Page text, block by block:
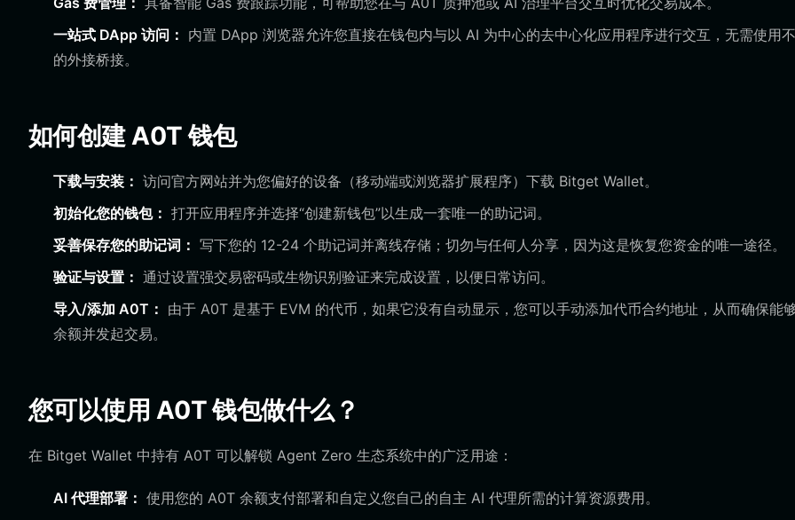
一站式 DApp 访问： 内置 DApp 浏览器允许您直接在钱包内与以 AI 为中心的去中心化应用程序进行交互，无需使用
的外接桥接。
如何创建 A0T 钱包
下载与安装： 访问官方网站并为您偏好的设备（移动端或浏览器扩展程序）下载 Bitget Wallet。
初始化您的钱包： 打开应用程序并选择“创建新钱包”以生成一套唯一的助记词。
妥善保存您的助记词： 写下您的 12-24 个助记词并离线存储；切勿与任何人分享，因为这是恢复您资金的唯一途径。
验证与设置： 通过设置强交易密码或生物识别验证来完成设置，以便日常访问。
导入/添加 A0T： 由于 A0T 是基于 EVM 的代币，如果它没有自动显示，您可以手动添加代币合约地址，从而确保能
余额并发起交易。
您可以使用 A0T 钱包做什么？
在 Bitget Wallet 中持有 A0T 可以解锁 Agent Zero 生态系统中的广泛用途：
AI 代理部署： 使用您的 A0T 余额支付部署和自定义您自己的自主 AI 代理所需的计算资源费用。